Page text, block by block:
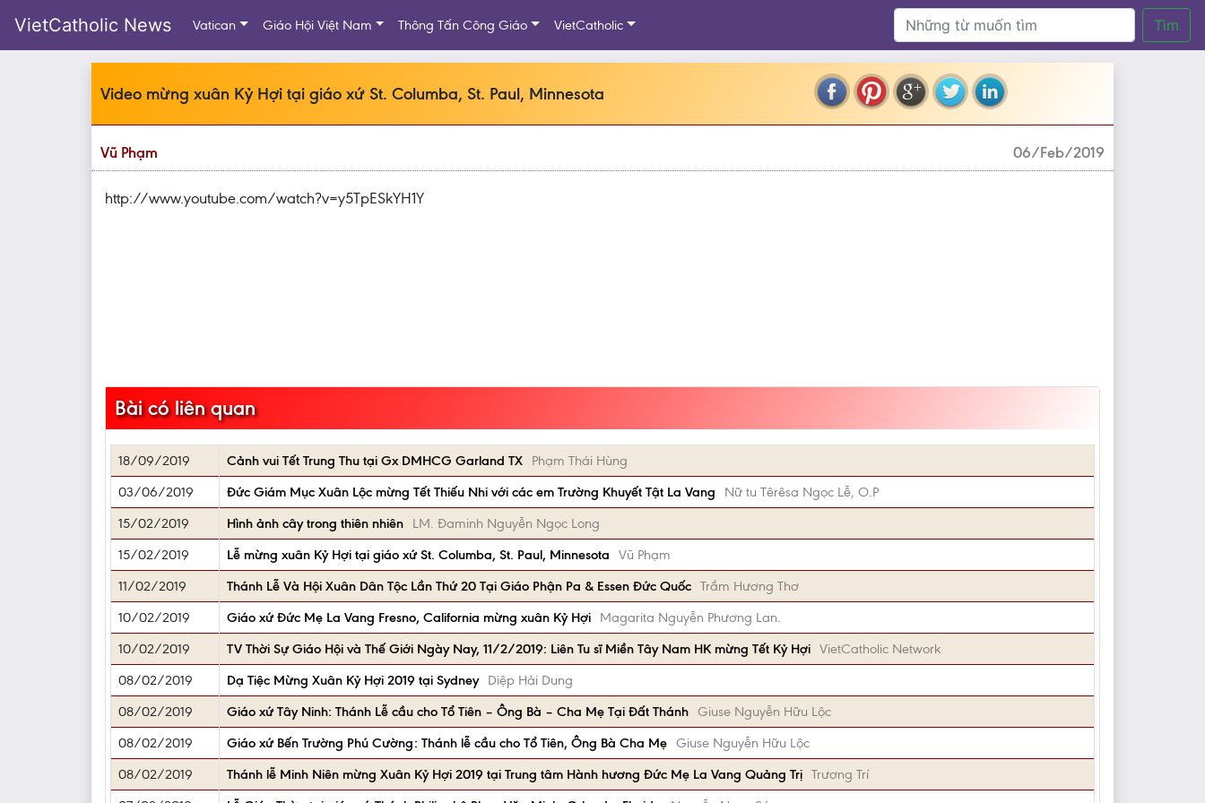
VietCatholic News Vatican Giáo Hội Việt Nam Thông Tấn Công Giáo VietCatholic Tìm
Video mừng xuân Kỷ Hợi tại giáo xứ St. Columba, St. Paul, Minnesota
Vũ Phạm 06/Feb/2019
http://www.youtube.com/watch?v=y5TpESkYH1Y
Bài có liên quan
18/09/2019 Cảnh vui Tết Trung Thu tại Gx DMHCG Garland TX
Phạm Thái Hùng
03/06/2019
Đức Giám Mục Xuân Lộc mừng Tết Thiếu Nhi với các em Trường Khuyết Tật La Vang
Nữ tu Têrêsa Ngọc Lễ, O.P
15/02/2019
Hình ảnh cây trong thiên nhiên
LM. Đaminh Nguyễn Ngọc Long
15/02/2019
Lễ mừng xuân Kỷ Hợi tại giáo xứ St. Columba, St. Paul, Minnesota
Vũ Phạm
11/02/2019
Thánh Lễ Và Hội Xuân Dân Tộc Lần Thứ 20 Tại Giáo Phận Pa & Essen Đức Quốc Trầm Hương Thơ
10/02/2019
Giáo xứ Đức Mẹ La Vang Fresno, California mừng xuân Kỷ Hợi
Magarita Nguyễn Phương Lan.
10/02/2019
TV Thời Sự Giáo Hội và Thế Giới Ngày Nay, 11/2/2019: Liên Tu sĩ Miền Tây Nam HK mừng Tết Kỷ Hợi VietCatholic Network
08/02/2019
Dạ Tiệc Mừng Xuân Kỷ Hợi 2019 tại Sydney
Diệp Hải Dung
08/02/2019
Giáo xứ Tây Ninh: Thánh Lễ cầu cho Tổ Tiên – Ông Bà – Cha Mẹ Tại Đất Thánh Giuse Nguyễn Hữu Lộc
08/02/2019
Giáo xứ Bến Trường Phú Cường: Thánh lễ cầu cho Tổ Tiên, Ông Bà Cha Mẹ Giuse Nguyễn Hữu Lộc
08/02/2019
Thánh lễ Minh Niên mừng Xuân Kỷ Hợi 2019 tại Trung tâm Hành hương Đức Mẹ La Vang Quảng Trị Trương Trí